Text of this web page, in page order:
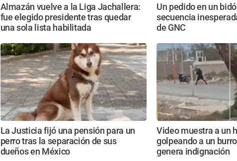
Almazán vuelve a la Liga Jachallera:
fue elegido presidente tras quedar
una sola lista habilitada
Un pedido en un
secuencia
de GNC
La Justicia fijó una pensión para un
perro tras la separación de sus
dueños en México
Video muestra a un
golpeando a un
genera indignación